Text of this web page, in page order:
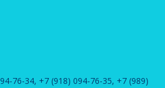
76-34, +7 (918) 094-76-35, +7 (989)